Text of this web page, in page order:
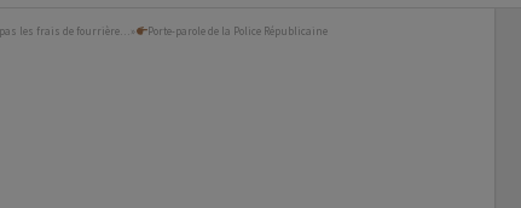
pas les frais de fourrière…» Porte-parole de la Police Républicaine